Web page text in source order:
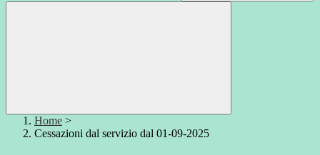
Home >
Cessazioni dal servizio dal 01-09-2025